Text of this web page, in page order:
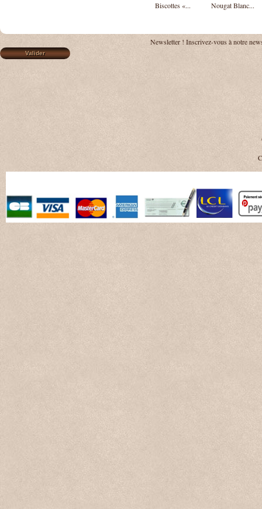
Biscottes «... Nougat Blanc...
Newsletter ! Inscrivez-vous à notre